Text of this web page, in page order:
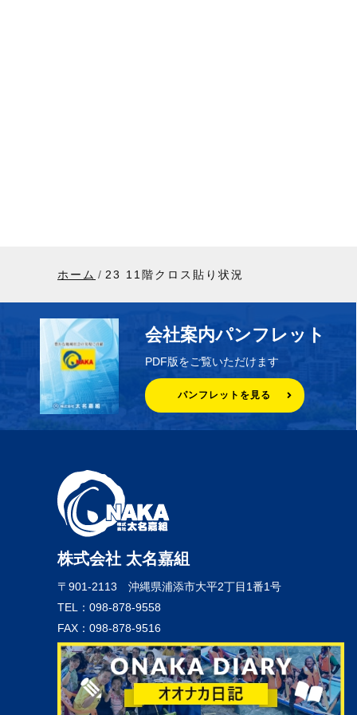
ホーム 23 11階クロス貼り状況
会社案内パンフレット
PDF版をご覧いただけます
パンフレットを見る
株式会社 太名嘉組
〒901-2113 沖縄県浦添市大平2丁目1番1号
TEL：098-878-9558
FAX：098-878-9516